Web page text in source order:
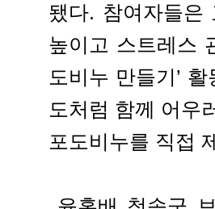
됐다. 참여자들은
높이고 스트레스
도비누 만들기’
도처럼 함께 어우
포도비누를 직접